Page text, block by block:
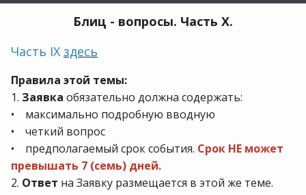
Блиц - вопросы. Часть Х.
Часть IX здесь
Правила этой темы:
1. Заявка обязательно должна содержать:
• максимально подробную вводную
• четкий вопрос
• предполагаемый срок события. Срок НЕ может
превышать 7 (семь) дней.
2. Ответ на Заявку размещается в этой же теме.